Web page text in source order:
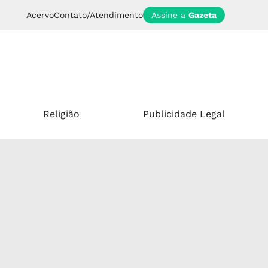
AcervoContato/Atendimento Assine a Gazeta
Religião Publicidade Legal